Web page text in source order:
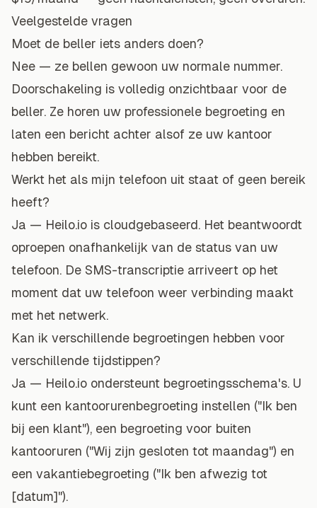
Veelgestelde vragen
Moet de beller iets anders doen?
Nee — ze bellen gewoon uw normale nummer.
Doorschakeling is volledig onzichtbaar voor de
beller. Ze horen uw professionele begroeting en
laten een bericht achter alsof ze uw kantoor
hebben bereikt.
Werkt het als mijn telefoon uit staat of geen bereik
heeft?
Ja — Heilo.io is cloudgebaseerd. Het beantwoordt
oproepen onafhankelijk van de status van uw
telefoon. De SMS-transcriptie arriveert op het
moment dat uw telefoon weer verbinding maakt
met het netwerk.
Kan ik verschillende begroetingen hebben voor
verschillende tijdstippen?
Ja — Heilo.io ondersteunt begroetingsschema's. U
kunt een kantoorurenbegroeting instellen ("Ik ben
bij een klant"), een begroeting voor buiten
kantooruren ("Wij zijn gesloten tot maandag") en
een vakantiebegroeting ("Ik ben afwezig tot
[datum]").